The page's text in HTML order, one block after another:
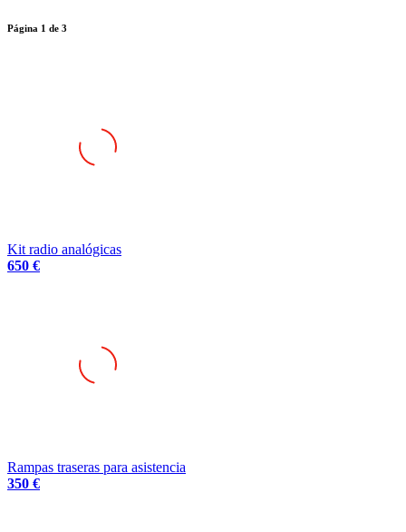
Página 1 de 3
Kit radio analógicas
650 €
Rampas traseras para asistencia
350 €